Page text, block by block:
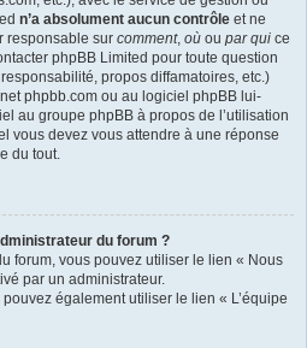
n’a absolument aucun contrôle et ne
responsable sur comment, où ou par qui ce
phpBB Limited pour toute question
propos diffamatoires, etc.)
phpbb.com ou au logiciel phpBB lui-
au groupe phpBB à propos de l’utilisation
vous devez vous attendre à une réponse
du tout.
du forum ?
forum, vous pouvez utiliser le lien « Nous
par un administrateur.
également utiliser le lien « L’équipe